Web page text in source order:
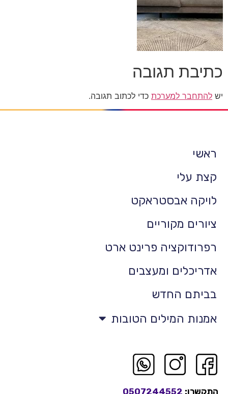
כתיבת תגובה
יש להתחבר למערכת כדי לכתוב תגובה.
ראשי
קצת עלי
לויקה אבסטראקט
ציורים מקוריים
רפרודוקציה פרינט ארט
אדריכלים ומעצבים
בביתם החדש
אמנות המילים הטובות
התקשרו: 0507244552